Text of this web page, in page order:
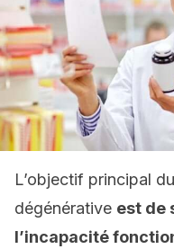
L’objectif principal
dégénérative est de
l’incapacité